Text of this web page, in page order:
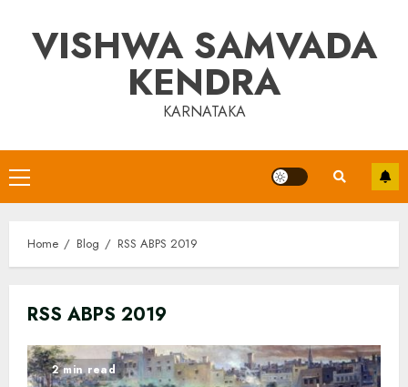
contentVISHWA SAMVADA
KENDRA
KARNATAKA
Primary
Menu
Home Blog RSS ABPS 2019
RSS ABPS 2019
2 min read